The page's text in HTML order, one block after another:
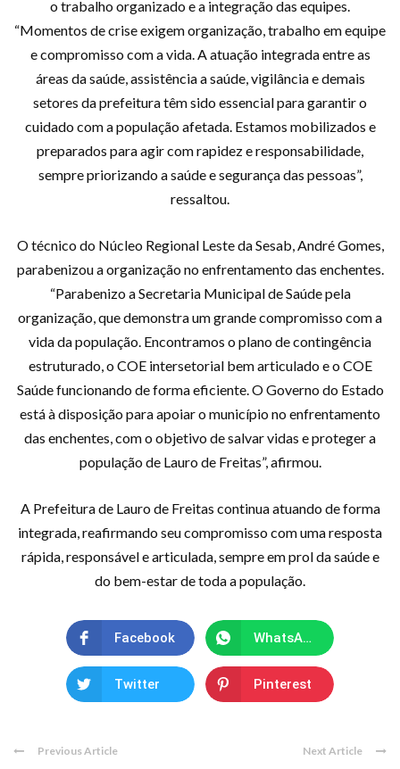
o trabalho organizado e a integração das equipes.
“Momentos de crise exigem organização, trabalho em equipe
e compromisso com a vida. A atuação integrada entre as
áreas da saúde, assistência a saúde, vigilância e demais
setores da prefeitura têm sido essencial para garantir o
cuidado com a população afetada. Estamos mobilizados e
preparados para agir com rapidez e responsabilidade,
sempre priorizando a saúde e segurança das pessoas”,
ressaltou.
O técnico do Núcleo Regional Leste da Sesab, André Gomes,
parabenizou a organização no enfrentamento das enchentes.
“Parabenizo a Secretaria Municipal de Saúde pela
organização, que demonstra um grande compromisso com a
vida da população. Encontramos o plano de contingência
estruturado, o COE intersetorial bem articulado e o COE
Saúde funcionando de forma eficiente. O Governo do Estado
está à disposição para apoiar o município no enfrentamento
das enchentes, com o objetivo de salvar vidas e proteger a
população de Lauro de Freitas”, afirmou.
A Prefeitura de Lauro de Freitas continua atuando de forma
integrada, reafirmando seu compromisso com uma resposta
rápida, responsável e articulada, sempre em prol da saúde e
do bem-estar de toda a população.
Facebook WhatsApp
Twitter Pinterest
Previous Article Next Article